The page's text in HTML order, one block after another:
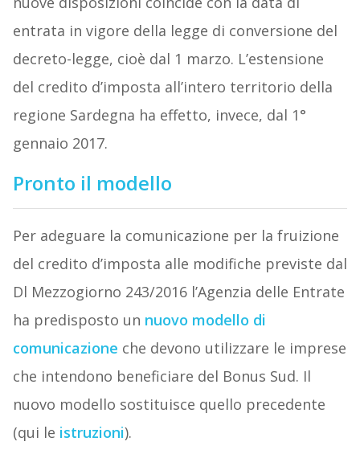
entrata in vigore della legge di conversione del
decreto-legge, cioè dal 1 marzo. L’estensione
del credito d’imposta all’intero territorio della
regione Sardegna ha effetto, invece, dal 1°
gennaio 2017.
Pronto il modello
Per adeguare la comunicazione per la fruizione
del credito d’imposta alle modifiche previste dal
Dl Mezzogiorno 243/2016 l’Agenzia delle Entrate
ha predisposto un nuovo modello di
comunicazione che devono utilizzare le imprese
che intendono beneficiare del Bonus Sud. Il
nuovo modello sostituisce quello precedente
(qui le istruzioni).